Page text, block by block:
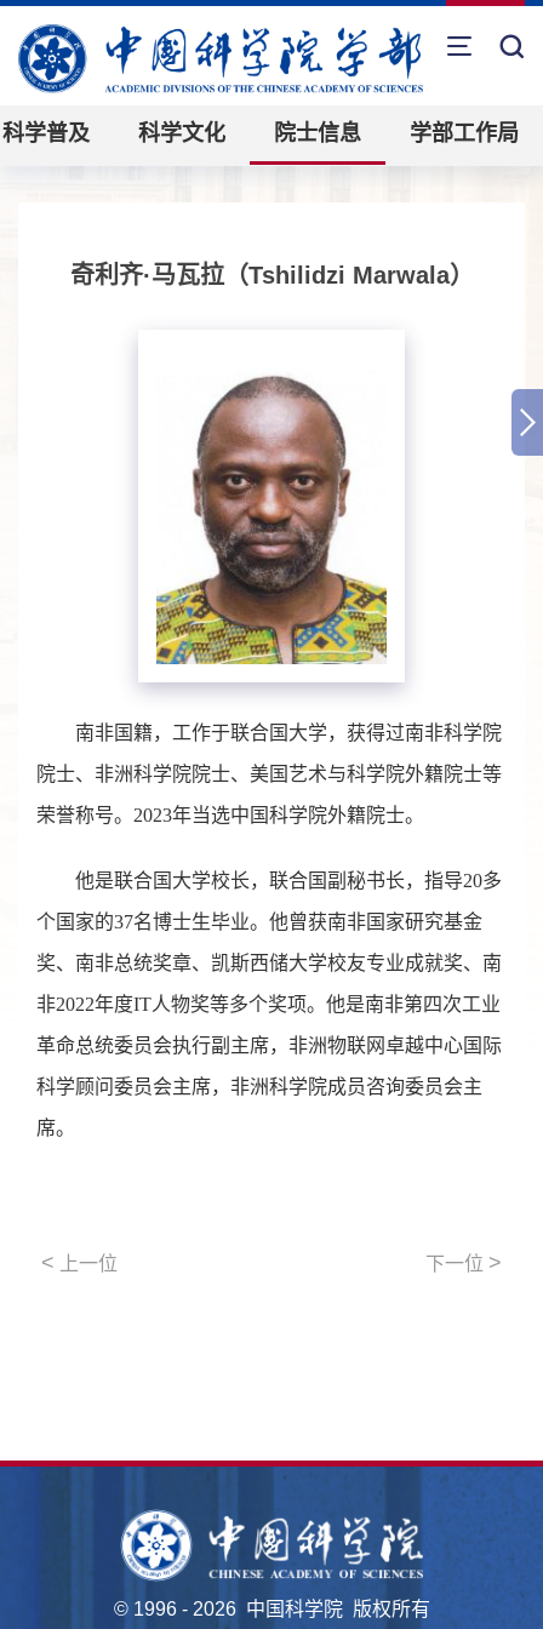
科学普及 科学文化 院士信息 学部工作局
奇利齐·马瓦拉（Tshilidzi Marwala）
南非国籍，工作于联合国大学，获得过南非科学院
院士、非洲科学院院士、美国艺术与科学院外籍院士等
荣誉称号。2023年当选中国科学院外籍院士。
他是联合国大学校长，联合国副秘书长，指导20多
个国家的37名博士生毕业。他曾获南非国家研究基金
奖、南非总统奖章、凯斯西储大学校友专业成就奖、南
非2022年度IT人物奖等多个奖项。他是南非第四次工业
革命总统委员会执行副主席，非洲物联网卓越中心国际
科学顾问委员会主席，非洲科学院成员咨询委员会主
席。
< 上一位 下一位 >
© 1996 - 2026 中国科学院 版权所有